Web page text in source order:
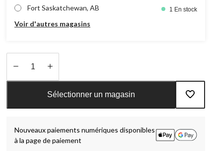
Fort Saskatchewan, AB 1 En stock
Voir d'autres magasins
Quantité
Sélectionner un magasin
Nouveaux paiements numériques disponibles
à la page de paiement